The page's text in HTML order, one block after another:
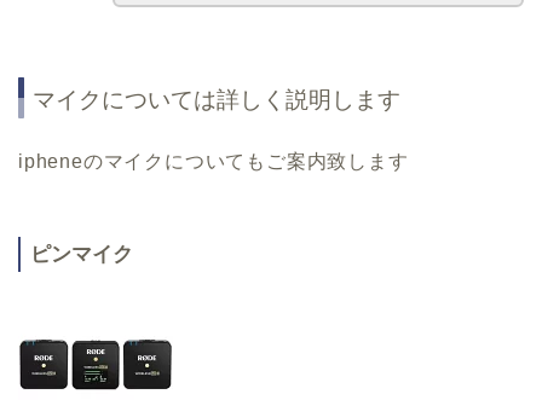
マイクについては詳しく説明します
ipheneのマイクについてもご案内致します
ピンマイク